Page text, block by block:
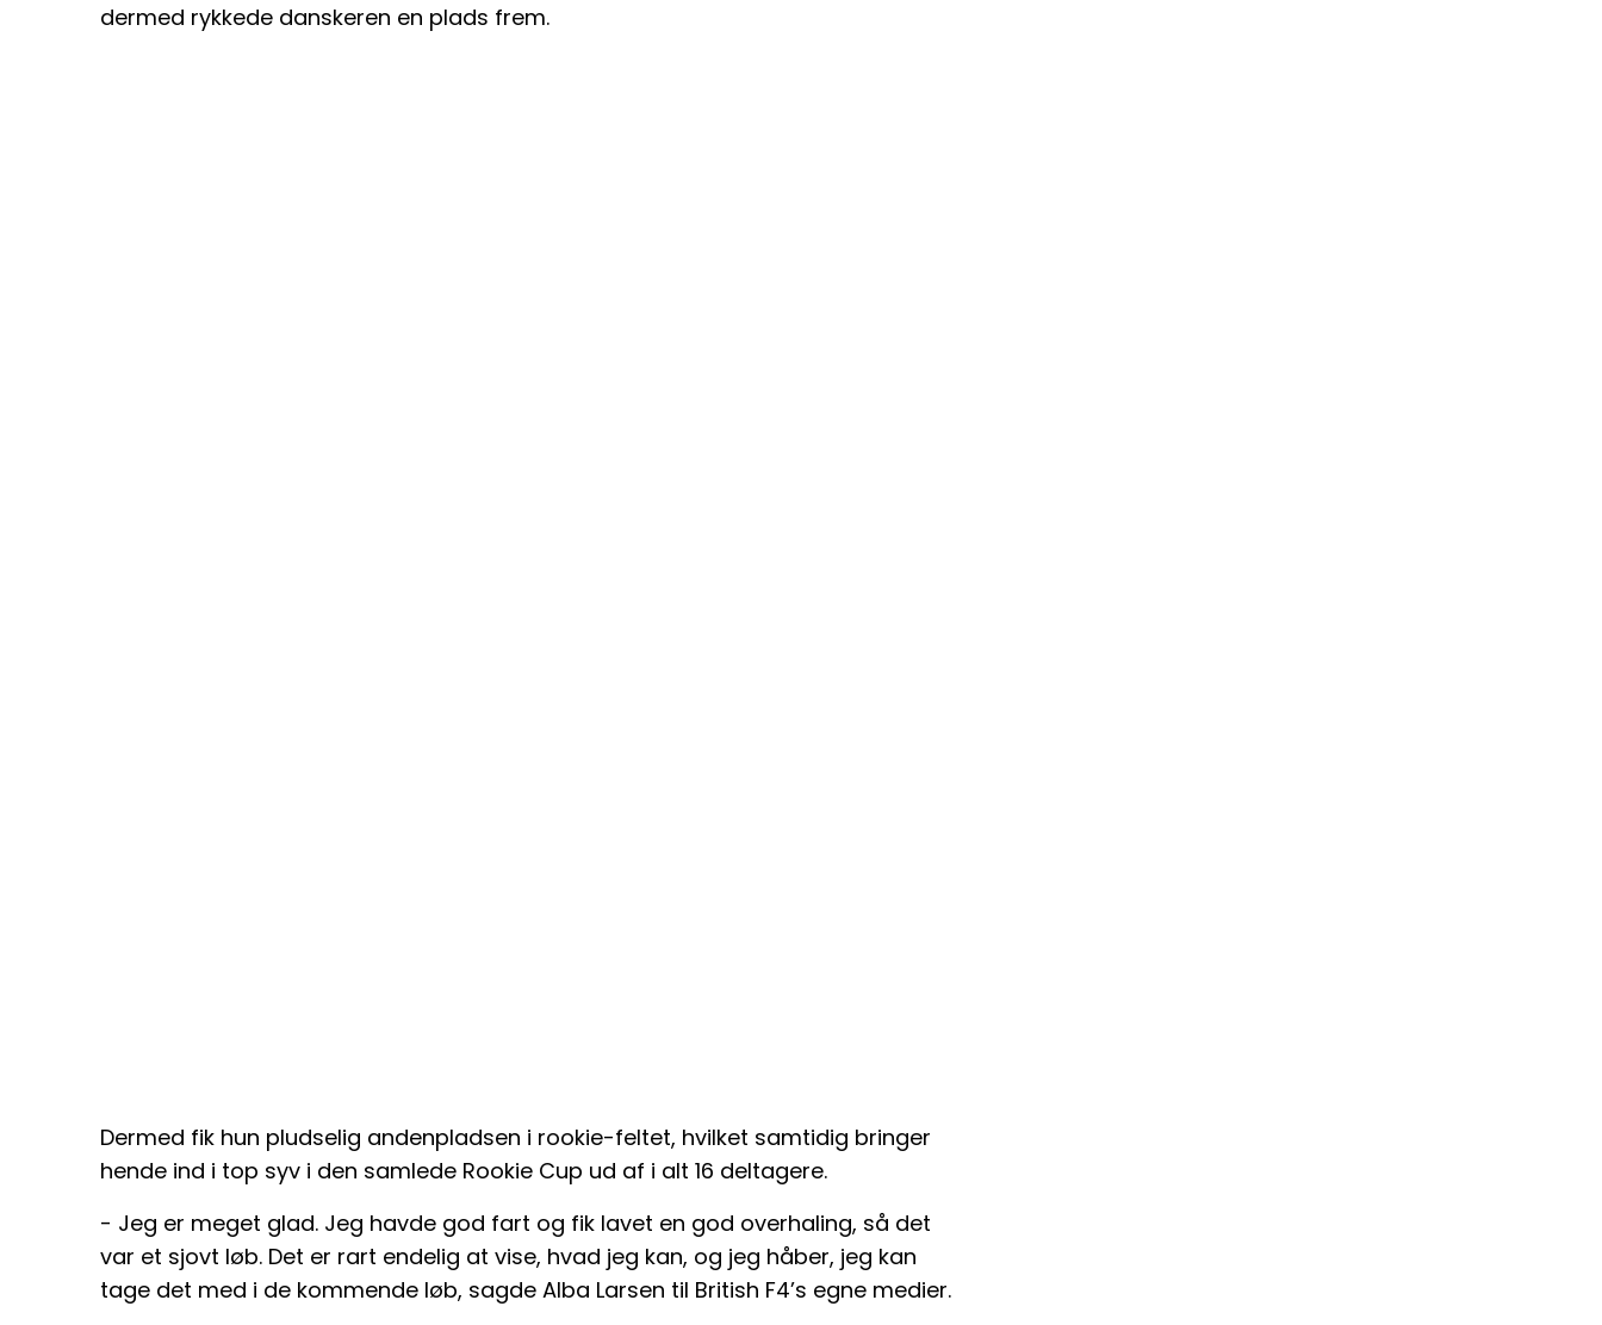
dermed rykkede danskeren en plads frem.
Dermed fik hun pludselig andenpladsen i rookie-feltet, hvilket samtidig bringer
hende ind i top syv i den samlede Rookie Cup ud af i alt 16 deltagere.
- Jeg er meget glad. Jeg havde god fart og fik lavet en god overhaling, så det
var et sjovt løb. Det er rart endelig at vise, hvad jeg kan, og jeg håber, jeg kan
tage det med i de kommende løb, sagde Alba Larsen til British F4’s egne medier.